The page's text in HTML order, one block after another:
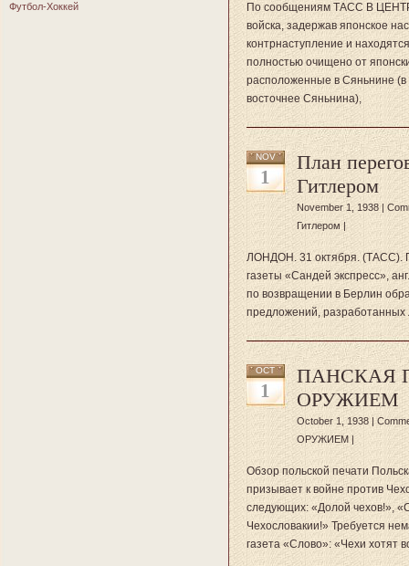
Футбол-Хоккей
По сообщениям ТАСС В
войска, задержав японское
контрнаступление и
полностью очищено от
расположенные в Сяньнине
восточнее Сяньнина),
NOV
1
План
Гитлером
November 1, 1938 |
Гитлером |
ЛОНДОН. 31 октября. (ТАСС).
газеты «Сандей экспресс»,
по возвращении в Берлин
предложений,
OCT
1
ПАНСКАЯ
ОРУЖИЕМ
October 1, 1938 |
ОРУЖИЕМ |
Обзор польской печати
призывает к войне против
следующих: «Долой чехов!»,
Чехословакии!» Требуется
газета «Слово»: «Чехи хотят